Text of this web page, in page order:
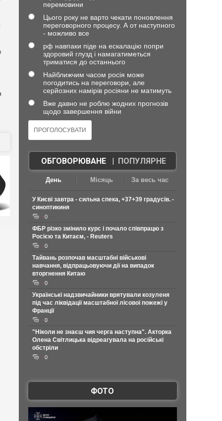
перемовини
Цього року не варто чекати поновлення
переговорного процесу. А от наступного
- можливо все
рф навпаки піде на ескалацію попри
здоровий глузд і намагатиметься
триматися до останнього
Найближчим часом росія може
погодитись на переговори, але
серйозних намірів росіяни не матимуть
Вже давно не роблю жодних прогнозів
щодо завершення війни
ОБГОВОРЮВАНЕ| ПОПУЛЯРНЕ
День Місяць За весь час
У Києві завтра - сильна спека, +37+39 градусів. -
синоптикиня
0
ФБР різко змінило курс і почало співпрацю з
Росією та Китаєм, - Reuters
0
Тайвань розпочав масштабні військові
навчання, відпрацьовуючи дії на випадок
вторгнення Китаю
0
Українські надзвичайники врятували козуленя
під час ліквідації масштабної лісової пожежі у
Франції
0
"Ніколи не знаєш чия черга наступна". Акторка
Олена Світлицька відреагувала на російські
обстріли
0
ФОТО